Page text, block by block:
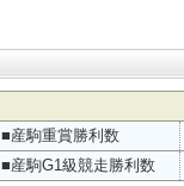
■産駒重賞勝利数
■産駒G1級競走勝利数